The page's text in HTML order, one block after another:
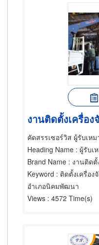
งานติดตั้งเครื่อง
Heading Name : ผู้รับเหมาติดตั้งสำหรับบ้า
Brand Name : งานติดตั้งเ
Keyword : ติดตั้งเครื่อง
อำเภอนิคมพัฒนา
Views : 4572 Time(s)